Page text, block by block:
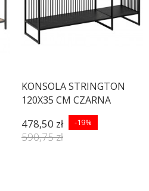
KONSOLA STRINGTON
120X35 CM CZARNA
478,50 zł -19%
590,75 zł